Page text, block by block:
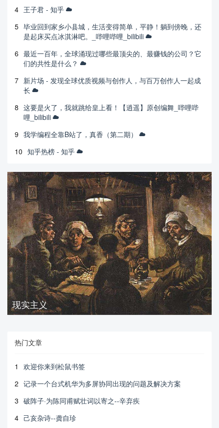
4 王子君 - 知乎
5 毕业回到家乡小县城，生活变得简单，平静！躺到傍晚，还
是起床买点冰淇淋吧。_哔哩哔哩_bilibili
6 最近一百年，全球涌现过哪些最顶尖的、最赚钱的公司？它
们的共性是什么？
7 新片场 - 发现全球优质视频与创作人，与百万创作人一起成
长
8 这要是火了，我就跳给皇上看！【逍遥】原创编舞_哔哩哔
哩_bilibili
9 我学编程全靠B站了，真香（第二期）
10 知乎热榜 - 知乎
现实主义
热门文章
1
欢迎你来到松鼠书签
2 记录一个台式机华为多屏协同出现的问题及解决方案
3 破阵子·为陈同甫赋壮词以寄之--辛弃疾
4 己亥杂诗--龚自珍